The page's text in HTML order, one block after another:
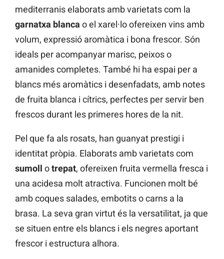
mediterranis elaborats amb varietats com la
garnatxa blanca o el xarel·lo ofereixen vins amb
volum, expressió aromàtica i bona frescor. Són
ideals per acompanyar marisc, peixos o
amanides completes. També hi ha espai per a
blancs més aromàtics i desenfadats, amb notes
de fruita blanca i cítrics, perfectes per servir ben
frescos durant les primeres hores de la nit.
Pel que fa als rosats, han guanyat prestigi i
identitat pròpia. Elaborats amb varietats com
sumoll otrepat, ofereixen fruita vermella fresca i
una acidesa molt atractiva. Funcionen molt bé
amb coques salades, embotits o carns a la
brasa. La seva gran virtut és la versatilitat, ja que
se situen entre els blancs i els negres aportant
frescor i estructura alhora.